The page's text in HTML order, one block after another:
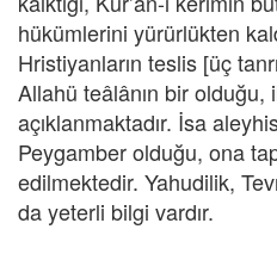
hükümlerini yürürlükten
Hristiyanların teslis [üç
Allahü teâlânın bir olduğu,
açıklanmaktadır. İsa
Peygamber olduğu, ona
edilmektedir. Yahudilik,
da yeterli bilgi vardır.